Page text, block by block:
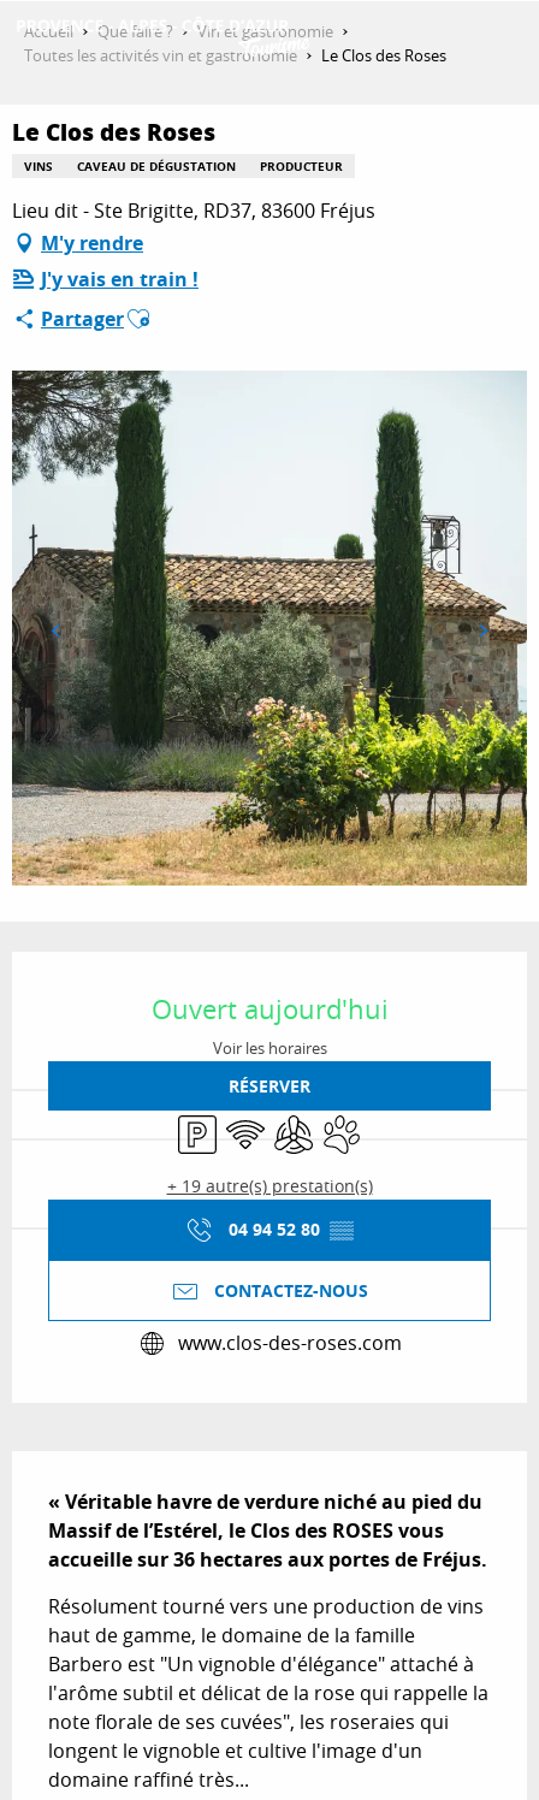
QUE FAIRE ?
SÉJOURNER
ESPACE PRO
Accueil Que faire ?
Vin et gastronomie
Toutes les activités vin et gastronomie
Le Clos des Roses
Le Clos des Roses
VINS CAVEAU DE DÉGUSTATION PRODUCTEUR
Lieu dit - Ste Brigitte, RD37, 83600 Fréjus
M'y rendre
J'y vais en train !
PartagerAjouter aux favoris
Ouvert aujourd'hui
Voir les horaires
RÉSERVER
ParkingWiFi Air conditionné
Animaux acceptés
+ 19 autre(s) prestation(s)
04 94 52 80 ▒▒
CONTACTEZ-NOUS
www.clos-des-roses.com
« Véritable havre de verdure niché au pied du
Massif de l’Estérel, le Clos des ROSES vous
accueille sur 36 hectares aux portes de Fréjus.
Résolument tourné vers une production de vins
haut de gamme, le domaine de la famille
Barbero est "Un vignoble d'élégance" attaché à
l'arôme subtil et délicat de la rose qui rappelle la
note florale de ses cuvées", les roseraies qui
longent le vignoble et cultive l'image d'un
domaine raffiné très...